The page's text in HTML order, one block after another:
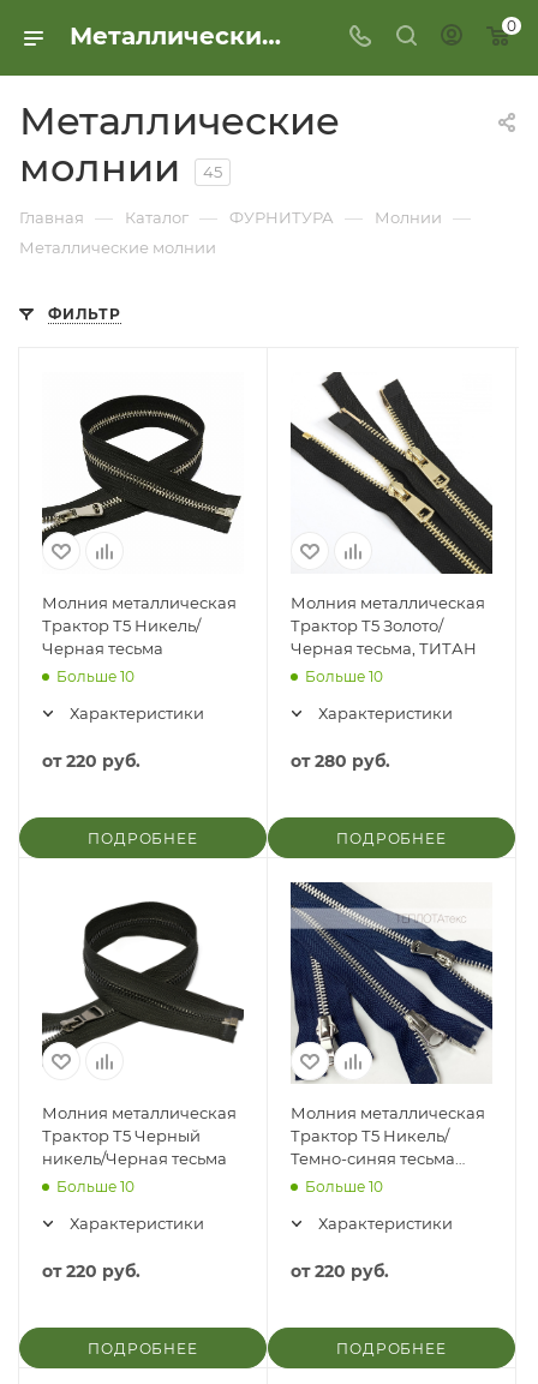
Металлические молнии 0
Металлические
молнии
45
Главная — Каталог — ФУРНИТУРА — Молнии —
Металлические молнии
ФИЛЬТР
Молния металлическая
Трактор Т5 Никель/
Черная тесьма
Больше 10
Характеристики
от220 руб.
ПОДРОБНЕЕ
Молния металлическая
Трактор Т5 Золото/
Черная тесьма, ТИТАН
Больше 10
Характеристики
от280 руб.
ПОДРОБНЕЕ
Молния металлическая
Трактор Т5 Черный
никель/Черная тесьма
Больше 10
Характеристики
от220 руб.
ПОДРОБНЕЕ
Молния металлическая
Трактор Т5 Никель/
Темно-синяя тесьма
(330)
Больше 10
Характеристики
от220 руб.
ПОДРОБНЕЕ